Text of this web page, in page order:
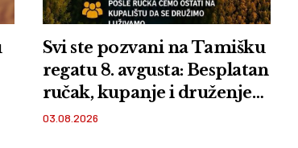
Svi ste pozvani na Tamišku
regatu 8. avgusta: Besplatan
ručak, kupanje i druženje
na plaži Vir u Orlovatu
03.08.2026